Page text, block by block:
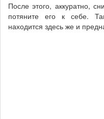
После этого, аккуратно,
потяните его к себе.
находится здесь же и